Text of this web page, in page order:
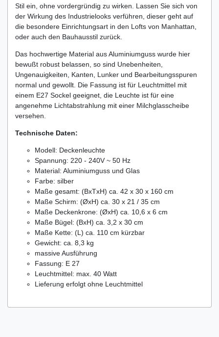
Stil ein, ohne vordergründig zu wirken. Lassen Sie sich von
der Wirkung des Industrielooks verführen, dieser geht auf
die besondere Einrichtungsart in den Lofts von Manhattan,
oder auch den Bauhausstil zurück.
Das hochwertige Material aus Aluminiumguss wurde hier
bewußt robust belassen, so sind Unebenheiten,
Ungenauigkeiten, Kanten, Lunker und Bearbeitungsspuren
normal und gewollt. Die Fassung ist für Leuchtmittel mit
einem E27 Sockel geeignet, die Leuchte ist für eine
angenehme Lichtabstrahlung mit einer Milchglasscheibe
versehen.
Technische Daten:
Modell: Deckenleuchte
Spannung: 220 - 240V ~ 50 Hz
Material: Aluminiumguss und Glas
Farbe: silber
Maße gesamt: (BxTxH) ca. 42 x 30 x 160 cm
Maße Schirm: (ØxH) ca. 30 x 21 / 35 cm
Maße Deckenkrone: (ØxH) ca. 10,6 x 6 cm
Maße Bügel: (BxH) ca. 3,2 x 30 cm
Maße Kette: (L) ca. 110 cm kürzbar
Gewicht: ca. 8,3 kg
massive Ausführung
Fassung: E 27
Leuchtmittel: max. 40 Watt
Lieferung erfolgt ohne Leuchtmittel